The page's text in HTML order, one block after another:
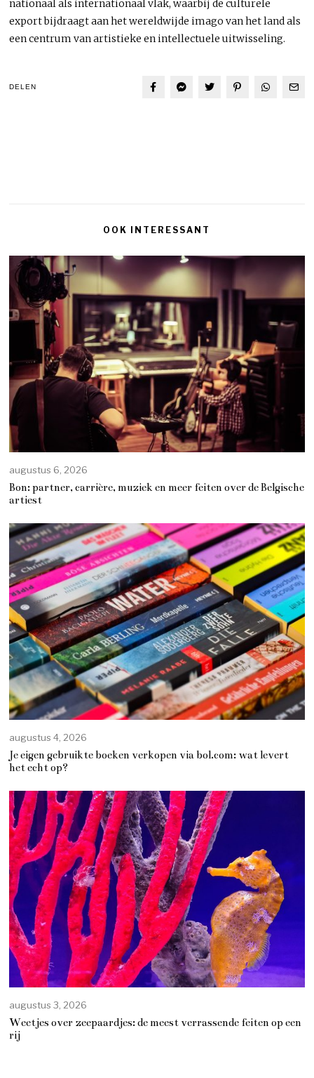
nationaal als internationaal vlak, waarbij de culturele
export bijdraagt aan het wereldwijde imago van het land als
een centrum van artistieke en intellectuele uitwisseling.
DELEN
OOK INTERESSANT
augustus 6, 2026
Bon: partner, carrière, muziek en meer feiten over de Belgische
artiest
augustus 4, 2026
Je eigen gebruikte boeken verkopen via bol.com: wat levert
het echt op?
augustus 3, 2026
Weetjes over zeepaardjes: de meest verrassende feiten op een
rij